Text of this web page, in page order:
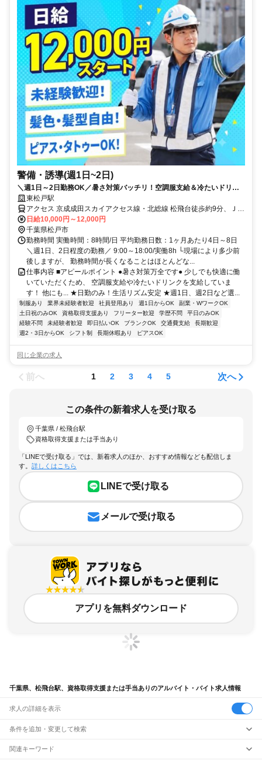
警備・誘導(週1日~2日)
＼週1日～2日勤務OK／暑さ対策バッチリ！空調服支給＆冷たいドリン
ク支給◎50代・60代活躍中【入社祝い金10万円】アルバイトでも安定収
入！未経験大歓迎！★日勤のみ警備★日払いOK★残業ほぼなし
東松戸駅
アクセス 京成成田スカイアクセス線・北総線 松飛台徒歩約9分、ＪＲ
武蔵野線 東松戸東口徒歩約13分、ＪＲ武蔵野線 東松戸東口徒歩約13
分 東松戸駅近く
日給10,000円～12,000円
千葉県松戸市
勤務時間 実働時間：8時間/日 平均勤務日数：1ヶ月あたり4日～8日
＼週1日、2日程度の勤務／ 9:00～18:00/実働8h └現場により多少前
後しますが、 勤務時間が長くなることはほとんどな...
仕事内容 ■アピールポイント ●暑さ対策万全です● 少しでも快適に働
いていただくため、 空調服支給や冷たいドリンクを支給していま
す！ 他にも... ★日勤のみ！生活リズム安定 ★週1日、週2日など選...
制服あり 業界未経験者歓迎 社員登用あり 週1日からOK
副業・WワークOK
土日祝のみOK
資格取得支援あり フリーター歓迎 学歴不問
平日のみOK
経験不問
未経験者歓迎 即日払いOK ブランクOK 交通費支給
長期歓迎
週2・3日からOK
シフト制 長期休暇あり ピアスOK
同じ企業の求人
前へ 1 2 3 4 5 次へ
この条件の新着求人を受け取る
千葉県 / 松飛台駅
資格取得支援または手当あり
「LINEで受け取る」では、新着求人のほか、おすすめ情報なども配信しま
す。 詳しくはこちら
LINEで受け取る
メールで受け取る
アプリを無料ダウンロード
千葉県、松飛台駅、資格取得支援または手当ありのアルバイト・バイト求人情報
求人の詳細を表示
条件を追加・変更して検索
市区町村を追加・変更
関連キーワード